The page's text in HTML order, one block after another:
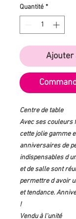
Quantité *
Ajouter
Centre de table
Avec ses couleurs
cette jolie gamme
anniversaires de
indispensables d
et de salle sont
permettre d avoir
et tendance.
!
Vendu à l'unité